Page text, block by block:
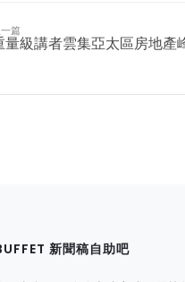
篇
量級講者雲集亞太區房地產
新聞稿自助吧